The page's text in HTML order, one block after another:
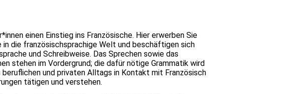
einen Einstieg ins Französische. Hier erwerben Sie
die französischsprachige Welt und beschäftigen sich
und Schreibweise. Das Sprechen sowie das
stehen im Vordergrund; die dafür nötige Grammatik wird
und privaten Alltags in Kontakt mit Französisch
tätigen und verstehen.